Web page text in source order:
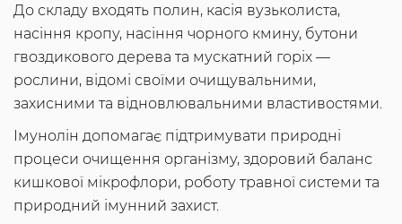
До складу входять полин, касія вузьколиста,
насіння кропу, насіння чорного кмину, бутони
гвоздикового дерева та мускатний горіх —
рослини, відомі своїми очищувальними,
захисними та відновлювальними властивостями.
Імунолін допомагає підтримувати природні
процеси очищення організму, здоровий баланс
кишкової мікрофлори, роботу травної системи та
природний імунний захист.